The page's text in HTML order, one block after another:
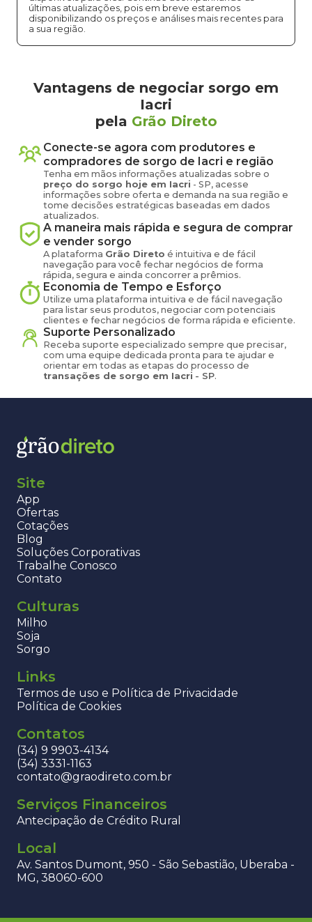
últimas atualizações, pois em breve estaremos
disponibilizando os preços e análises mais recentes para
a sua região.
Vantagens de negociar sorgo em
Iacri
pela Grão Direto
Conecte-se agora com produtores e
compradores de sorgo de Iacri e região
Tenha em mãos informações atualizadas sobre o
preço do sorgo hoje em Iacri - SP, acesse
informações sobre oferta e demanda na sua região e
tome decisões estratégicas baseadas em dados
atualizados.
A maneira mais rápida e segura de comprar
e vender sorgo
A plataforma Grão Direto é intuitiva e de fácil
navegação para você fechar negócios de forma
rápida, segura e ainda concorrer a prêmios.
Economia de Tempo e Esforço
Utilize uma plataforma intuitiva e de fácil navegação
para listar seus produtos, negociar com potenciais
clientes e fechar negócios de forma rápida e eficiente.
Suporte Personalizado
Receba suporte especializado sempre que precisar,
com uma equipe dedicada pronta para te ajudar e
orientar em todas as etapas do processo de
transações de sorgo em Iacri - SP.
Site
App
Ofertas
Cotações
Blog
Soluções Corporativas
Trabalhe Conosco
Contato
Culturas
Milho
Soja
Sorgo
Links
Termos de uso e Política de Privacidade
Política de Cookies
Contatos
(34) 9 9903-4134
(34) 3331-1163
contato@graodireto.com.br
Serviços Financeiros
Antecipação de Crédito Rural
Local
Av. Santos Dumont, 950 - São Sebastião, Uberaba -
MG, 38060-600